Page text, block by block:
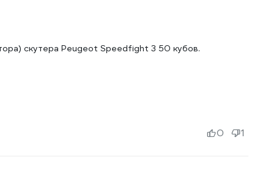
скутера Peugeot Speedfight 3 50 кубов.
0 1